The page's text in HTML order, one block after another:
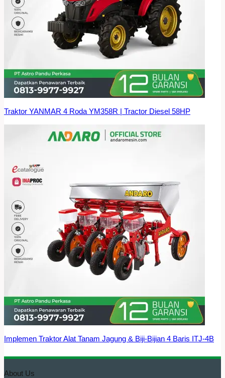
Traktor YANMAR 4 Roda YM358R | Tractor Diesel 58HP
Implemen Traktor Alat Tanam Jagung & Biji-Bijian 4 Baris ITJ-4B
About Us